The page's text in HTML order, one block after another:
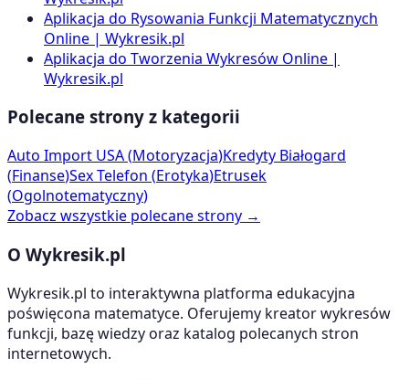
Aplikacja do Rysowania Funkcji Matematycznych
Online | Wykresik.pl
Aplikacja do Tworzenia Wykresów Online |
Wykresik.pl
Polecane strony z kategorii
Auto Import USA(Motoryzacja)Kredyty Białogard
(Finanse)Sex Telefon (Erotyka)Etrusek
(Ogolnotematyczny)
Zobacz wszystkie polecane strony →
O Wykresik.pl
Wykresik.pl to interaktywna platforma edukacyjna
poświęcona matematyce. Oferujemy kreator wykresów
funkcji, bazę wiedzy oraz katalog polecanych stron
internetowych.